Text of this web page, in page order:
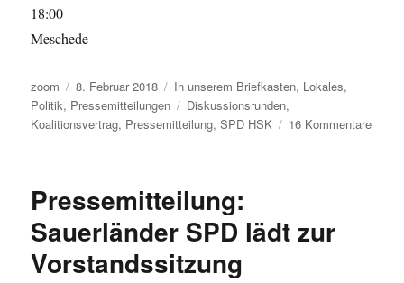
18:00
Meschede
Autor
zoom
Veröffentlicht
am
8. Februar 2018 Kategorien
In unserem Briefkasten, Lokales,
Politik, Pressemitteilungen Schlagwörter
Diskussionsrunden,
Koalitionsvertrag, Pressemitteilung,SPD HSK 16 Kommentarezu
Pressemitteilung:
Sauerländer SPD lädt zur
Vorstandssitzung